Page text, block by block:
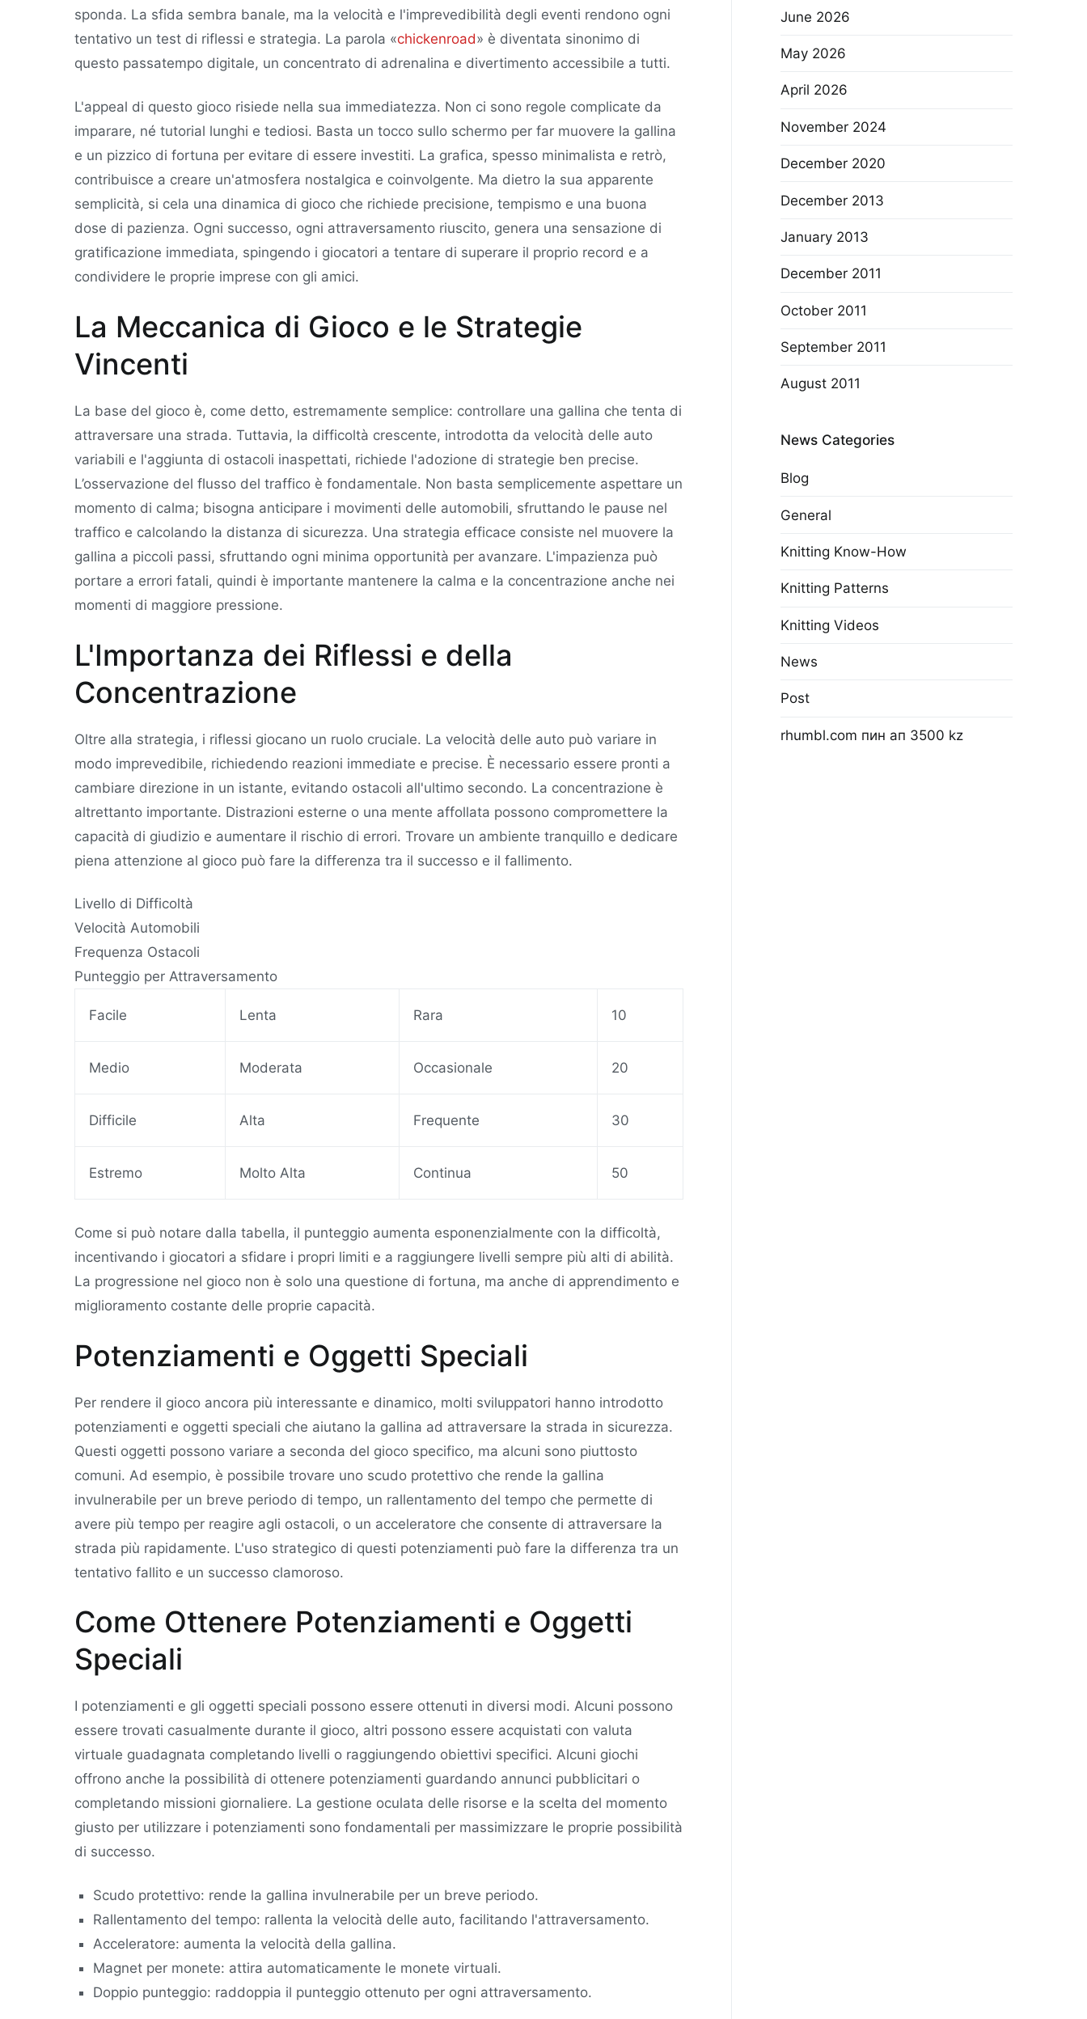
sponda. La sfida sembra banale, ma la velocità e l'imprevedibilità degli eventi rendono ogni
tentativo un test di riflessi e strategia. La parola «chickenroad» è diventata sinonimo di
questo passatempo digitale, un concentrato di adrenalina e divertimento accessibile a tutti.
L'appeal di questo gioco risiede nella sua immediatezza. Non ci sono regole complicate da
imparare, né tutorial lunghi e tediosi. Basta un tocco sullo schermo per far muovere la gallina
e un pizzico di fortuna per evitare di essere investiti. La grafica, spesso minimalista e retrò,
contribuisce a creare un'atmosfera nostalgica e coinvolgente. Ma dietro la sua apparente
semplicità, si cela una dinamica di gioco che richiede precisione, tempismo e una buona
dose di pazienza. Ogni successo, ogni attraversamento riuscito, genera una sensazione di
gratificazione immediata, spingendo i giocatori a tentare di superare il proprio record e a
condividere le proprie imprese con gli amici.
La Meccanica di Gioco e le Strategie
Vincenti
La base del gioco è, come detto, estremamente semplice: controllare una gallina che tenta di
attraversare una strada. Tuttavia, la difficoltà crescente, introdotta da velocità delle auto
variabili e l'aggiunta di ostacoli inaspettati, richiede l'adozione di strategie ben precise.
L’osservazione del flusso del traffico è fondamentale. Non basta semplicemente aspettare un
momento di calma; bisogna anticipare i movimenti delle automobili, sfruttando le pause nel
traffico e calcolando la distanza di sicurezza. Una strategia efficace consiste nel muovere la
gallina a piccoli passi, sfruttando ogni minima opportunità per avanzare. L'impazienza può
portare a errori fatali, quindi è importante mantenere la calma e la concentrazione anche nei
momenti di maggiore pressione.
L'Importanza dei Riflessi e della
Concentrazione
Oltre alla strategia, i riflessi giocano un ruolo cruciale. La velocità delle auto può variare in
modo imprevedibile, richiedendo reazioni immediate e precise. È necessario essere pronti a
cambiare direzione in un istante, evitando ostacoli all'ultimo secondo. La concentrazione è
altrettanto importante. Distrazioni esterne o una mente affollata possono compromettere la
capacità di giudizio e aumentare il rischio di errori. Trovare un ambiente tranquillo e dedicare
piena attenzione al gioco può fare la differenza tra il successo e il fallimento.
Livello di Difficoltà
Velocità Automobili
Frequenza Ostacoli
Punteggio per Attraversamento
Facile Lenta Rara 10
Medio Moderata Occasionale 20
Difficile Alta Frequente 30
Estremo Molto Alta Continua 50
Come si può notare dalla tabella, il punteggio aumenta esponenzialmente con la difficoltà,
incentivando i giocatori a sfidare i propri limiti e a raggiungere livelli sempre più alti di abilità.
La progressione nel gioco non è solo una questione di fortuna, ma anche di apprendimento e
miglioramento costante delle proprie capacità.
Potenziamenti e Oggetti Speciali
Per rendere il gioco ancora più interessante e dinamico, molti sviluppatori hanno introdotto
potenziamenti e oggetti speciali che aiutano la gallina ad attraversare la strada in sicurezza.
Questi oggetti possono variare a seconda del gioco specifico, ma alcuni sono piuttosto
comuni. Ad esempio, è possibile trovare uno scudo protettivo che rende la gallina
invulnerabile per un breve periodo di tempo, un rallentamento del tempo che permette di
avere più tempo per reagire agli ostacoli, o un acceleratore che consente di attraversare la
strada più rapidamente. L'uso strategico di questi potenziamenti può fare la differenza tra un
tentativo fallito e un successo clamoroso.
Come Ottenere Potenziamenti e Oggetti
Speciali
I potenziamenti e gli oggetti speciali possono essere ottenuti in diversi modi. Alcuni possono
essere trovati casualmente durante il gioco, altri possono essere acquistati con valuta
virtuale guadagnata completando livelli o raggiungendo obiettivi specifici. Alcuni giochi
offrono anche la possibilità di ottenere potenziamenti guardando annunci pubblicitari o
completando missioni giornaliere. La gestione oculata delle risorse e la scelta del momento
giusto per utilizzare i potenziamenti sono fondamentali per massimizzare le proprie possibilità
di successo.
Scudo protettivo: rende la gallina invulnerabile per un breve periodo.
Rallentamento del tempo: rallenta la velocità delle auto, facilitando l'attraversamento.
Acceleratore: aumenta la velocità della gallina.
Magnet per monete: attira automaticamente le monete virtuali.
Doppio punteggio: raddoppia il punteggio ottenuto per ogni attraversamento.
June 2026
May 2026
April 2026
November 2024
December 2020
December 2013
January 2013
December 2011
October 2011
September 2011
August 2011
News Categories
Blog
General
Knitting Know-How
Knitting Patterns
Knitting Videos
News
Post
rhumbl.com пин ап 3500 kz